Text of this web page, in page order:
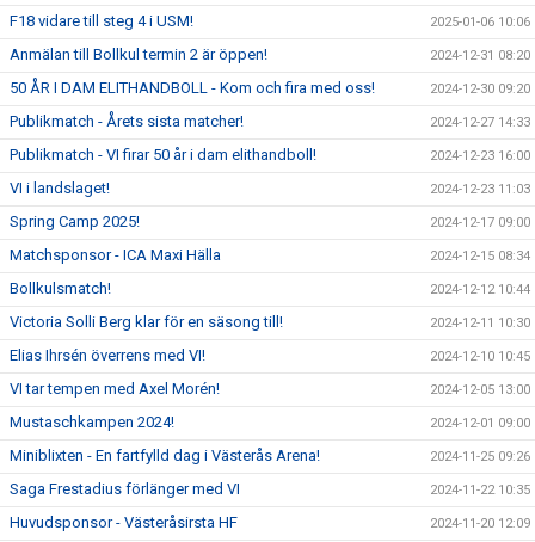
F18 vidare till steg 4 i USM! 2025-01-06 10:06
Anmälan till Bollkul termin 2 är öppen! 2024-12-31 08:20
50 ÅR I DAM ELITHANDBOLL - Kom och fira med oss! 2024-12-30 09:20
Publikmatch - Årets sista matcher! 2024-12-27 14:33
Publikmatch - VI firar 50 år i dam elithandboll! 2024-12-23 16:00
VI i landslaget! 2024-12-23 11:03
Spring Camp 2025! 2024-12-17 09:00
Matchsponsor - ICA Maxi Hälla 2024-12-15 08:34
Bollkulsmatch! 2024-12-12 10:44
Victoria Solli Berg klar för en säsong till! 2024-12-11 10:30
Elias Ihrsén överrens med VI! 2024-12-10 10:45
VI tar tempen med Axel Morén! 2024-12-05 13:00
Mustaschkampen 2024! 2024-12-01 09:00
Miniblixten - En fartfylld dag i Västerås Arena! 2024-11-25 09:26
Saga Frestadius förlänger med VI 2024-11-22 10:35
Huvudsponsor - Västeråsirsta HF 2024-11-20 12:09